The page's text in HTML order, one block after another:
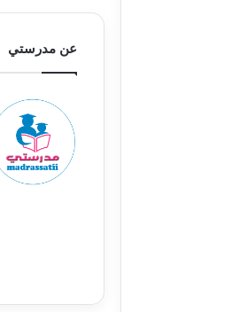
عن مدرستي